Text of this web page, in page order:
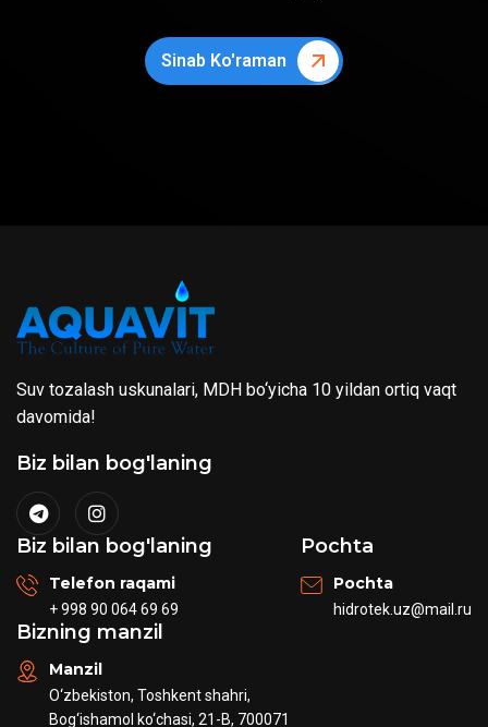
Sinab Ko'raman
Suv tozalash uskunalari, MDH bo‘yicha 10 yildan ortiq vaqt
davomida!
Biz bilan bog'laning
Biz bilan bog'laning
Telefon raqami
+ 998 90 064 69 69
Pochta
Pochta
hidrotek.uz@mail.ru
Bizning manzil
Manzil
O‘zbekiston, Toshkent shahri,
Bog‘ishamol ko‘chasi, 21-B, 700071